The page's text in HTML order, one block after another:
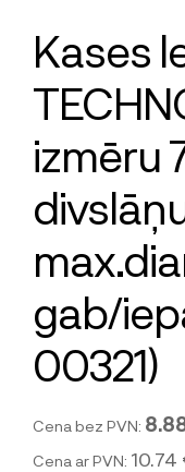
Kases
izmēru
gab/
00321)
Cena bez PVN:
Cena ar PVN: 10.74